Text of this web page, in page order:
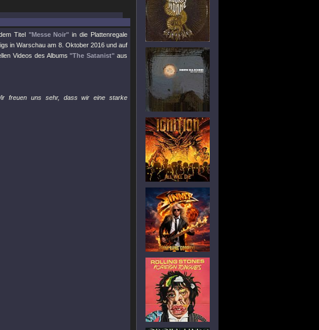
Titel "Messe Noir" in die Plattenregale
in Warschau am 8. Oktober 2016 und auf
Videos des Albums"The Satanist" aus
freuen uns sehr, dass wir eine starke